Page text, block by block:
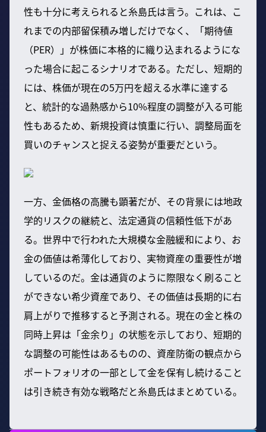
性も十分に考えられると糸島氏は言う。これは、こ
れまでの内部留保積み増しだけでなく、「期待値
（PER）」が株価に本格的に織り込まれるようにな
った場合に起こるシナリオである。ただし、短期的
には、株価が現在の5万円を超える水準に達する
と、統計的な過熱感から10%程度の調整が入る可能
性もあるため、新規投資は慎重に行い、調整局面を
買いのチャンスと捉える姿勢が重要だという。
一方、金価格の高騰も顕著だが、その背景には地政
学的リスクの継続と、法定通貨の信頼性低下があ
る。世界中で行われた大規模な金融緩和により、お
金の価値は希薄化しており、実物資産の重要性が増
しているのだ。金は通貨のように際限なく刷ること
ができない希少資産であり、その価値は長期的に右
肩上がりで推移すると予測される。現在の金と株の
同時上昇は「金余り」の状態を示しており、短期的
な調整の可能性はあるものの、資産防衛の観点から
ポートフォリオの一部として金を保有し続けること
は引き続き有効な戦略だと糸島氏はまとめている。